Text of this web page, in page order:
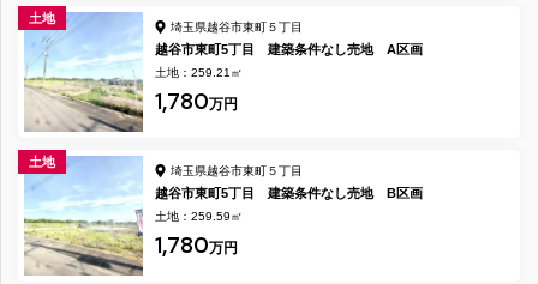
土地
埼玉県越谷市東町５丁目
越谷市東町5丁目 建築条件なし売地 A区画
土地：259.21㎡
1,780万円
土地
埼玉県越谷市東町５丁目
越谷市東町5丁目 建築条件なし売地 B区画
土地：259.59㎡
1,780万円